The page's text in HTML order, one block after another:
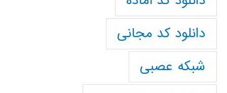
دانلود کد مجانی
شبکه عصبی